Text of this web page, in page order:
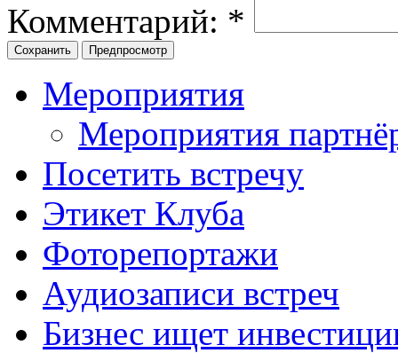
Комментарий: *
Мероприятия
Мероприятия
Посетить встречу
Этикет Клуба
Фоторепортажи
Аудиозаписи встреч
Бизнес ищет